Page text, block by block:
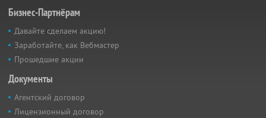
Бизнес-Партнёрам
Давайте сделаем акцию!
Заработайте, как Вебмастер
Прошедшие акции
Документы
Агентский договор
Лицензионный договор